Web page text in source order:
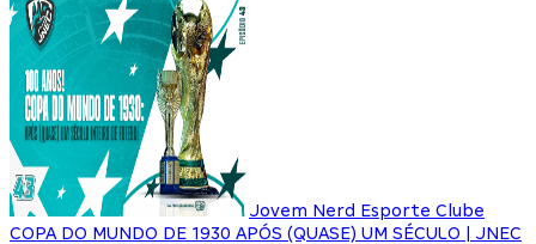
Jovem Nerd Esporte Clube
COPA DO MUNDO DE 1930 APÓS (QUASE) UM SÉCULO | JNEC